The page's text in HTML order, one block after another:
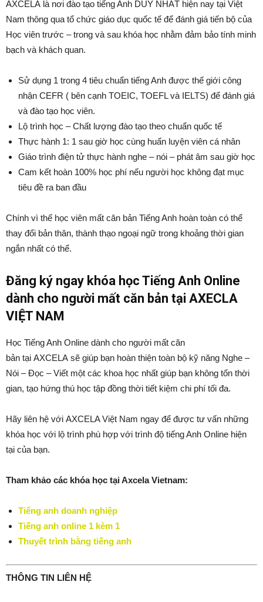
AXCELA là nơi đào tạo tiếng Anh DUY NHẤT hiện nay tại Việt
Nam thông qua tổ chức giáo dục quốc tế để đánh giá tiến bộ của
Học viên trước – trong và sau khóa học nhằm đảm bảo tính minh
bạch và khách quan.
Sử dụng 1 trong 4 tiêu chuẩn tiếng Anh được thế giới công
nhận CEFR ( bên cạnh TOEIC, TOEFL và IELTS) để đánh giá
và đào tạo học viên.
Lộ trình học – Chất lượng đào tạo theo chuẩn quốc tế
Thực hành 1: 1 sau giờ học cùng huấn luyện viên cá nhân
Giáo trình điện tử thực hành nghe – nói – phát âm sau giờ học
Cam kết hoàn 100% học phí nếu người học không đạt mục
tiêu đề ra ban đầu
Chính vì thế học viên mất căn bản Tiếng Anh hoàn toàn có thể
thay đổi bản thân, thành thạo ngoại ngữ trong khoảng thời gian
ngắn nhất có thể.
Đăng ký ngay khóa học Tiếng Anh Online
dành cho người mất căn bản tại AXECLA
VIỆT NAM
Học Tiếng Anh Online dành cho người mất căn
bản tại AXCELA sẽ giúp bạn hoàn thiện toàn bộ kỹ năng Nghe –
Nói – Đọc – Viết một các khoa học nhất giúp bạn không tốn thời
gian, tạo hứng thú học tập đồng thời tiết kiệm chi phí tối đa.
Hãy liên hệ với AXCELA Việt Nam ngay để được tư vấn những
khóa học với lộ trình phù hợp với trình độ tiếng Anh Online hiện
tại của bạn.
Tham khảo các khóa học tại Axcela Vietnam:
Tiếng anh doanh nghiệp
Tiếng anh online 1 kèm 1
Thuyết trình bằng tiếng anh
THÔNG TIN LIÊN HỆ